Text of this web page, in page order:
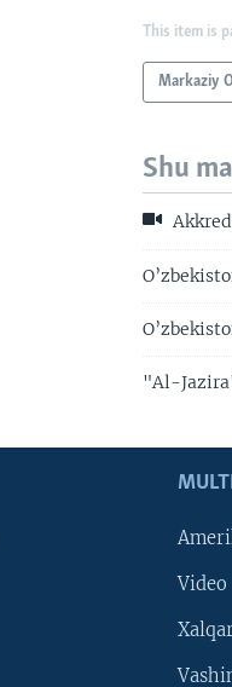
This item is
Markaziy
Shu
"Al-
Video